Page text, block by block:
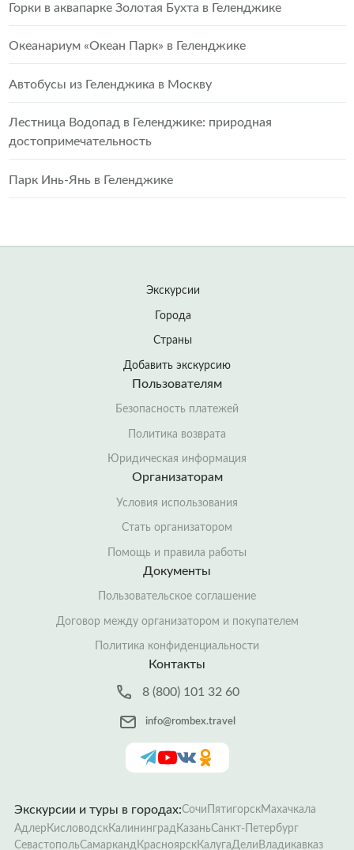
Горки в аквапарке Золотая Бухта в Геленджике
Океанариум «Океан Парк» в Геленджике
Автобусы из Геленджика в Москву
Лестница Водопад в Геленджике: природная
достопримечательность
Парк Инь-Янь в Геленджике
Экскурсии
Города
Страны
Добавить экскурсию
Пользователям
Безопасность платежей
Политика возврата
Юридическая информация
Организаторам
Условия использования
Стать организатором
Помощь и правила работы
Документы
Пользовательское соглашение
Договор между организатором и покупателем
Политика конфиденциальности
Контакты
8 (800) 101 32 60
info@rombex.travel
Экскурсии и туры в городах:Сочи ПятигорскМахачкала
Адлер КисловодскКалининград КазаньСанкт-Петербург
СевастопольСамарканд КрасноярскКалугаДели Владикавказ